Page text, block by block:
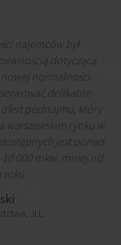
najemców był
dotyczącą
normalności.
delikatne
podnajmu, który
warszawskim rynku w
jest ponad
000 mkw. mniej niż
roku.
JLL